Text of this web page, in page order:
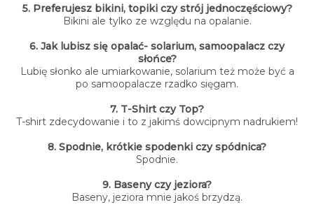
5. Preferujesz bikini, topiki czy strój jednoczęściowy?
Bikini ale tylko ze względu na opalanie.
6. Jak lubisz się opalać- solarium, samoopalacz czy
słońce?
Lubię słonko ale umiarkowanie, solarium też może być a
po samoopalacze rzadko sięgam.
7. T-Shirt czy Top?
T-shirt zdecydowanie i to z jakimś dowcipnym nadrukiem!
8. Spodnie, krótkie spodenki czy spódnica?
Spodnie.
9. Baseny czy jeziora?
Baseny, jeziora mnie jakoś brzydzą.